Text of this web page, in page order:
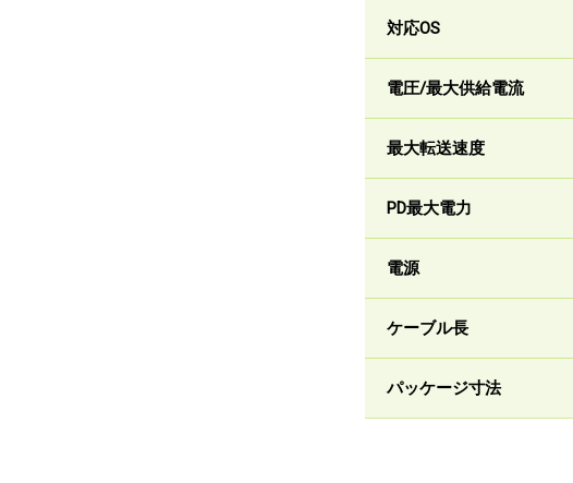
対応OS
電圧/最大供給電流
最大転送速度
PD最大電力
電源
ケーブル長
パッケージ寸法